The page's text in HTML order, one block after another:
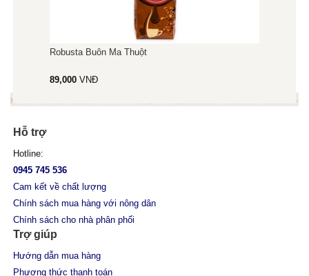
Robusta Buôn Ma Thuột
89,000 VNĐ
Hỗ trợ
Hotline:
0945 745 536
Cam kết về chất lượng
Chính sách mua hàng với nông dân
Chính sách cho nhà phân phối
Trợ giúp
Hướng dẫn mua hàng
Phương thức thanh toán